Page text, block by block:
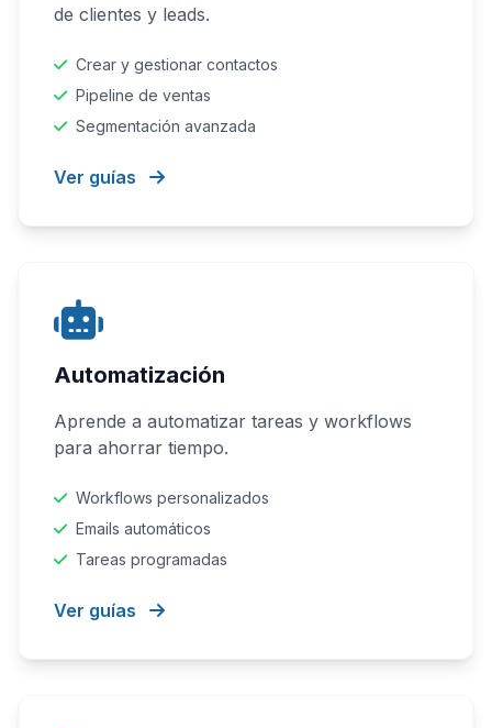
de clientes y leads.
Crear y gestionar contactos
Pipeline de ventas
Segmentación avanzada
Ver guías
Automatización
Aprende a automatizar tareas y workflows
para ahorrar tiempo.
Workflows personalizados
Emails automáticos
Tareas programadas
Ver guías